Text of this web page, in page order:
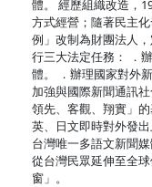
體。 經歷組織改造，
方式經營；隨著民主
例」改制為財團法人
行三大法定任務： ．
體。 ．辦理國家對外
加強與國際新聞通訊
領先、客觀、翔實」
英、日文即時對外發
台灣唯一多語文新聞
從台灣民眾延伸至全
窗」。